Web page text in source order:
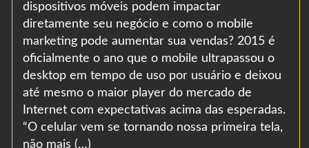
dispositivos móveis podem impactar
diretamente seu negócio e como o mobile
marketing pode aumentar sua vendas? 2015 é
oficialmente o ano que o mobile ultrapassou o
desktop em tempo de uso por usuário e deixou
até mesmo o maior player do mercado de
Internet com expectativas acima das esperadas.
“O celular vem se tornando nossa primeira tela,
não mais (…)